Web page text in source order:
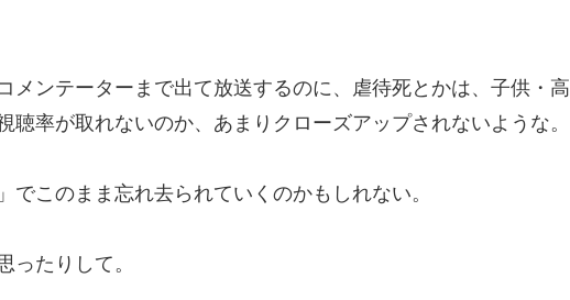
ンテーターまで出て放送するのに、虐待死とかは、子供・高
聴率が取れないのか、あまりクローズアップされないような。
このまま忘れ去られていくのかもしれない。
たりして。